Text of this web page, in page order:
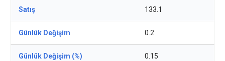
Satış 133.1
Günlük Değişim 0.2
Günlük Değişim (%) 0.15